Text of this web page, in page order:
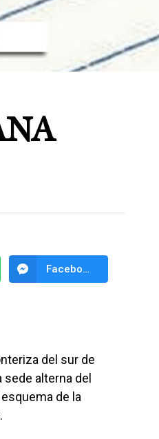
Facebook Messenger
del sur de
sede alterna del
de la